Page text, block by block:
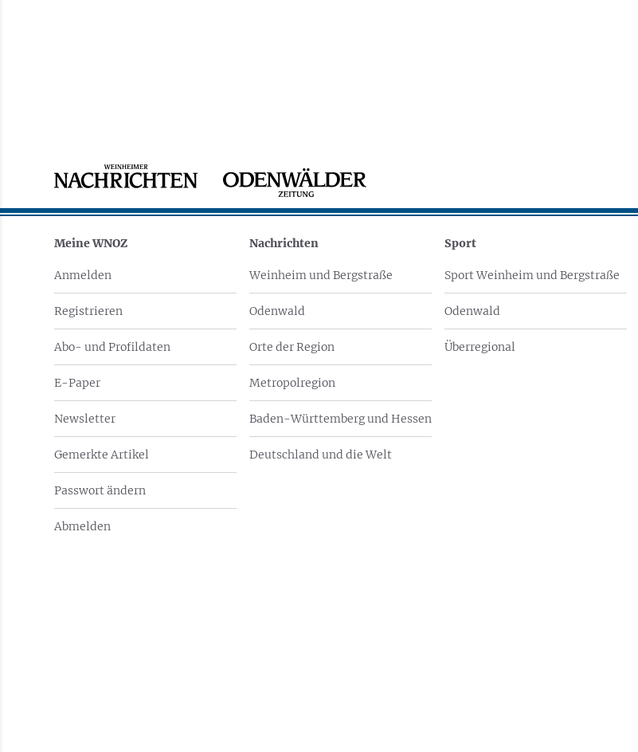
Meine WNOZ
Anmelden
Registrieren
Abo- und Profildaten
E-Paper
Newsletter
Gemerkte Artikel
Passwort ändern
Abmelden
Nachrichten
Weinheim und Bergstraße
Odenwald
Orte der Region
Metropolregion
Baden-Württemberg und Hessen
Deutschland und die Welt
Sport
Sport Weinheim und Bergstraße
Odenwald
Überregional